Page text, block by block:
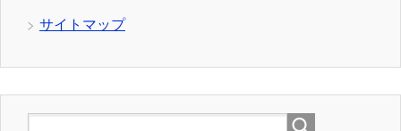
サイトマップ